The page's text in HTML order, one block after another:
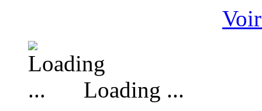
Loading ...